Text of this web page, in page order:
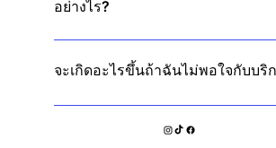
งาน
อย่างไร?
เพียงดาวน์โหลดแอป คลิกเชื่อมต่อ แล้ว
การปกป้องทันที ไม่ต้องตั้งค่าอะไรให้ยุ่งย
จะเกิดอะไรขึ้นถ้าฉันไม่พอใจกับบริ
เรามีการรับประกันคืนเงินภายใน 30 วั
สามารถทดลองได้โดยไม่ต้องเสี่ยง!